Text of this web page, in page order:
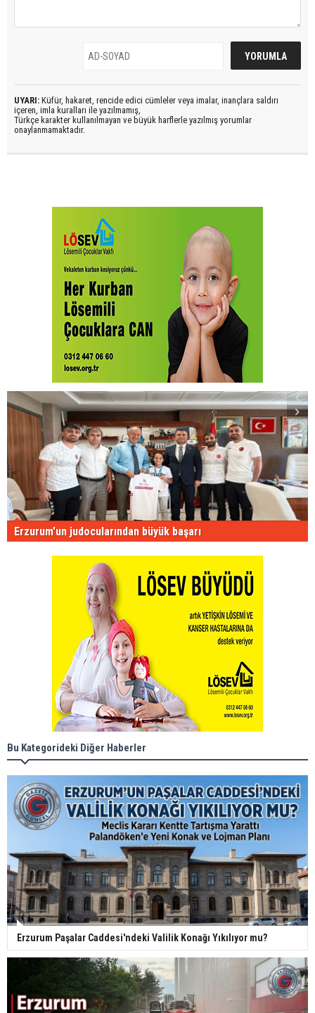
UYARI: Küfür, hakaret, rencide edici cümleler veya imalar, inançlara saldırı
içeren, imla kuralları ile yazılmamış,
Türkçe karakter kullanılmayan ve büyük harflerle yazılmış yorumlar
onaylanmamaktadır.
Erzurum'un judocularından büyük başarı
Bu Kategorideki Diğer Haberler
Erzurum Paşalar Caddesi'ndeki Valilik Konağı Yıkılıyor mu?